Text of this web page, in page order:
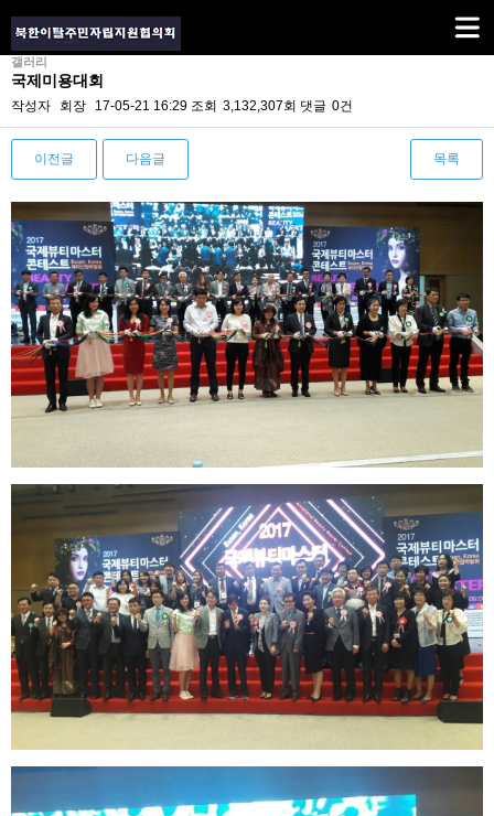
갤러리
국제미용대회
작성자 회장 17-05-21 16:29 조회 3,132,307회 댓글 0건
이전글 다음글 목록